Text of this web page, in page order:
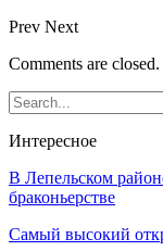
Prev Next
Comments are closed.
Интересное
В Лепельском
браконьерстве
Самый высокий